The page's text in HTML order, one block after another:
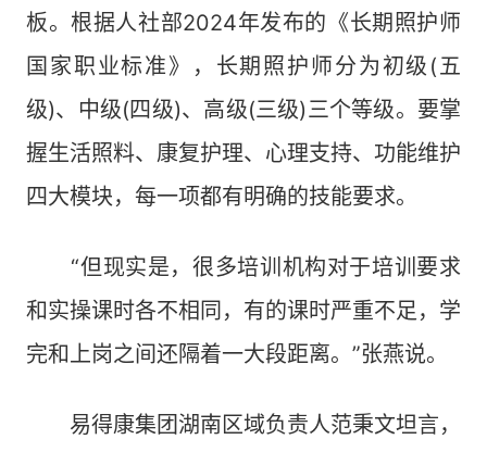
板。根据人社部2024年发布的《长期照护师
国家职业标准》，长期照护师分为初级(五
级)、中级(四级)、高级(三级)三个等级。要掌
握生活照料、康复护理、心理支持、功能维护
四大模块，每一项都有明确的技能要求。
“但现实是，很多培训机构对于培训要求
和实操课时各不相同，有的课时严重不足，学
完和上岗之间还隔着一大段距离。”张燕说。
易得康集团湖南区域负责人范秉文坦言，